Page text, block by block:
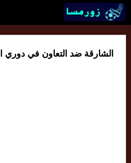
الشارقة ضد التعاون في دوري